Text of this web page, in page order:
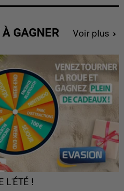
GAGNER Voir plus
L'ÉTÉ !